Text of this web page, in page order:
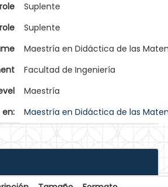
Suplente
Suplente
Maestría en Didáctica de las
Facultad de Ingeniería
Maestría
Maestría en Didáctica de las